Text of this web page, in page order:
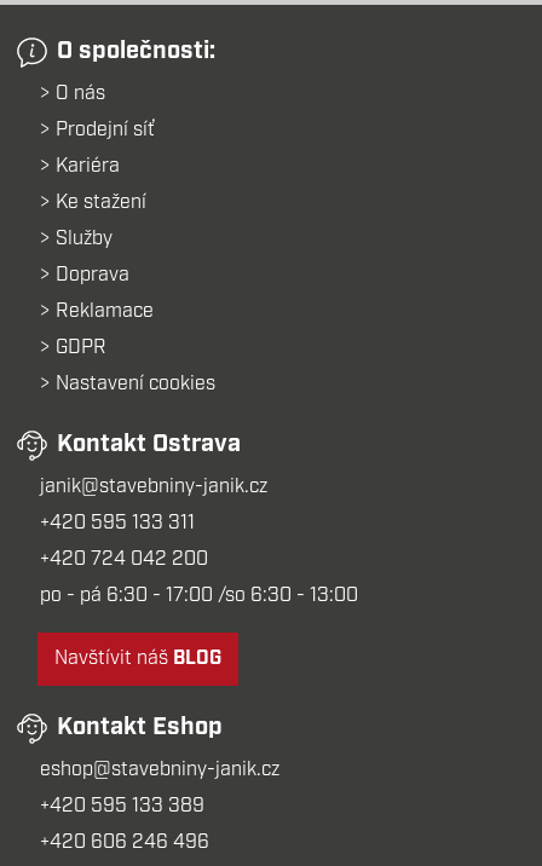
O společnosti:
O nás
Prodejní síť
Kariéra
Ke stažení
Služby
Doprava
Reklamace
GDPR
Nastavení cookies
Kontakt Ostrava
janik@stavebniny-janik.cz
+420 595 133 311
+420 724 042 200
po - pá 6:30 - 17:00 /so 6:30 - 13:00
Navštívit náš BLOG
Kontakt Eshop
eshop@stavebniny-janik.cz
+420 595 133 389
+420 606 246 496